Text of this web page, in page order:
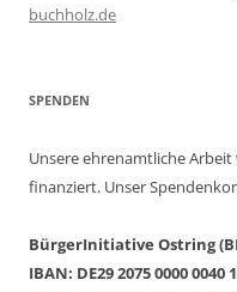
buchholz.de
SPENDEN
Unsere ehrenamtliche
finanziert. Unser
BürgerInitiative Ostring
IBAN: DE29 2075 0000 0040